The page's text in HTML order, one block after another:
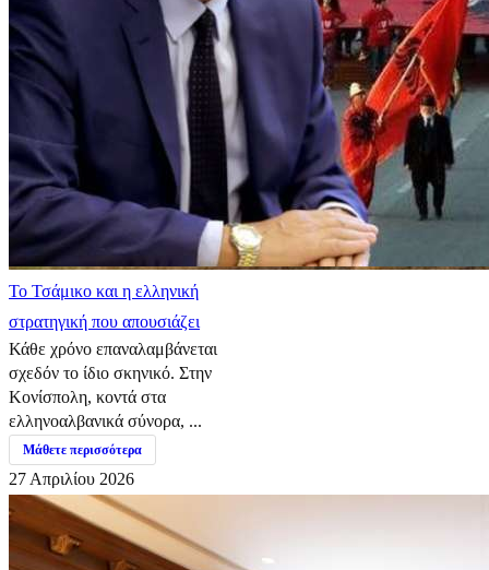
​Το Τσάμικο και η ελληνική
στρατηγική που απουσιάζει
Κάθε χρόνο επαναλαμβάνεται
σχεδόν το ίδιο σκηνικό. Στην
Κονίσπολη, κοντά στα
ελληνοαλβανικά σύνορα, ...
Μάθετε περισσότερα
27 Απριλίου 2026